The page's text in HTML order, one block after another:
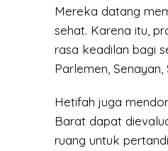
Mereka datang
sehat. Karena itu,
rasa keadilan bagi
Parlemen,
Hetifah juga
Barat dapat
ruang untuk